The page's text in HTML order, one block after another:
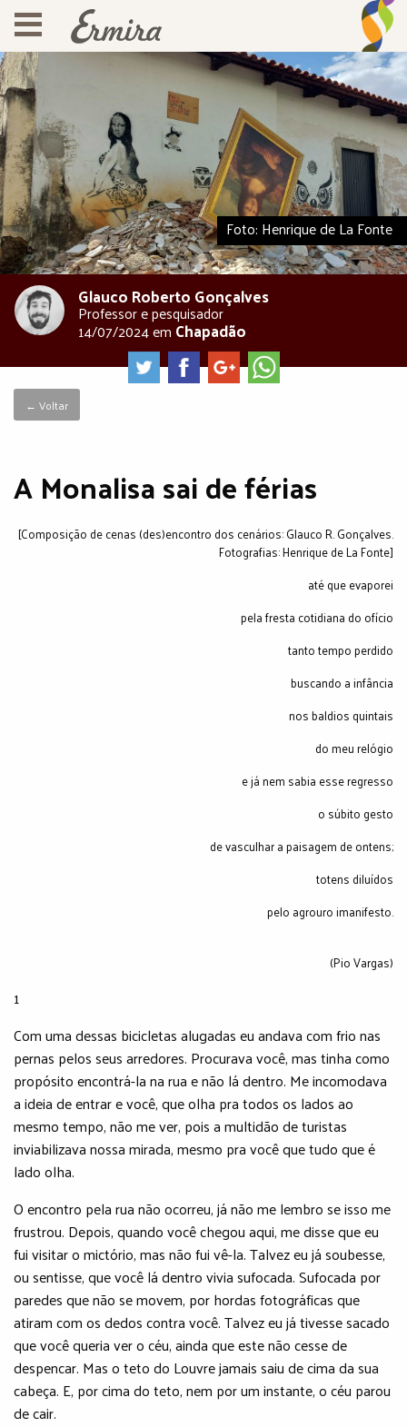
Foto: Henrique de La Fonte
Glauco Roberto Gonçalves
Professor e pesquisador
14/07/2024em Chapadão
← Voltar
A Monalisa sai de férias
[Composição de cenas (des)encontro dos cenários: Glauco R. Gonçalves.
Fotografias: Henrique de La Fonte]
até que evaporei
pela fresta cotidiana do ofício
tanto tempo perdido
buscando a infância
nos baldios quintais
do meu relógio
e já nem sabia esse regresso
o súbito gesto
de vasculhar a paisagem de ontens;
totens diluídos
pelo agrouro imanifesto.
(Pio Vargas)
1
Com uma dessas bicicletas alugadas eu andava com frio nas
pernas pelos seus arredores. Procurava você, mas tinha como
propósito encontrá-la na rua e não lá dentro. Me incomodava
a ideia de entrar e você, que olha pra todos os lados ao
mesmo tempo, não me ver, pois a multidão de turistas
inviabilizava nossa mirada, mesmo pra você que tudo que é
lado olha.
O encontro pela rua não ocorreu, já não me lembro se isso me
frustrou. Depois, quando você chegou aqui, me disse que eu
fui visitar o mictório, mas não fui vê-la. Talvez eu já soubesse,
ou sentisse, que você lá dentro vivia sufocada. Sufocada por
paredes que não se movem, por hordas fotográficas que
atiram com os dedos contra você. Talvez eu já tivesse sacado
que você queria ver o céu, ainda que este não cesse de
despencar. Mas o teto do Louvre jamais saiu de cima da sua
cabeça. E, por cima do teto, nem por um instante, o céu parou
de cair.